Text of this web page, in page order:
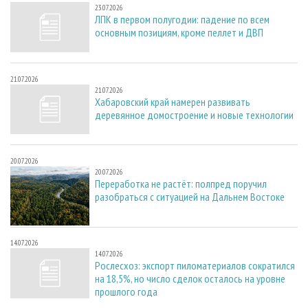
23.07.2026
ЛПК в первом полугодии: падение по всем
основным позициям, кроме пеллет и ДВП
21.07.2026
21.07.2026
Хабаровский край намерен развивать
деревянное домостроение и новые технологии
20.07.2026
20.07.2026
Переработка не растёт: полпред поручил
разобраться с ситуацией на Дальнем Востоке
14.07.2026
14.07.2026
Рослесхоз: экспорт пиломатериалов сократился
на 18,5%, но число сделок осталось на уровне
прошлого года